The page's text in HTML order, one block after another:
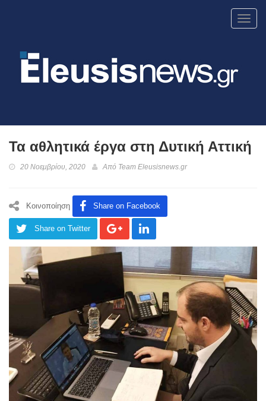
Τα αθλητικά έργα στη Δυτική Αττική
20 Νοεμβρίου, 2020 Από Team Eleusisnews.gr
Κοινοποίηση Share on Facebook
Share on Twitter